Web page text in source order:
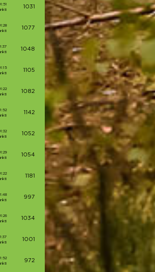
1031
1077
1048
1105
1082
1142
1052
1054
1181
997
1034
1001
972